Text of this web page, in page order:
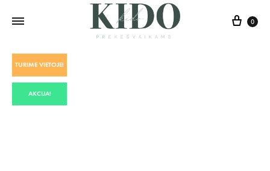
0
TURIME VIETOJE!
AKCIJA!